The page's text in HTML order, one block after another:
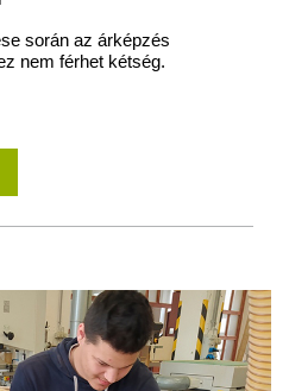
során az árképzés
nem férhet kétség.